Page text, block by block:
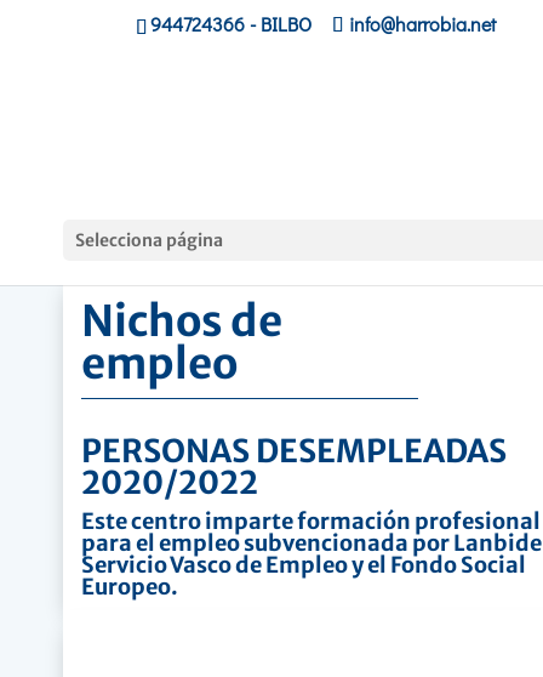
944724366- BILBO info@harrobia.net
Selecciona página
Nichos de
empleo
PERSONAS DESEMPLEADAS
2020/2022
Este centro imparte formación profesional
para el empleo subvencionada por Lanbide
Servicio Vasco de Empleo y el Fondo Social
Europeo.